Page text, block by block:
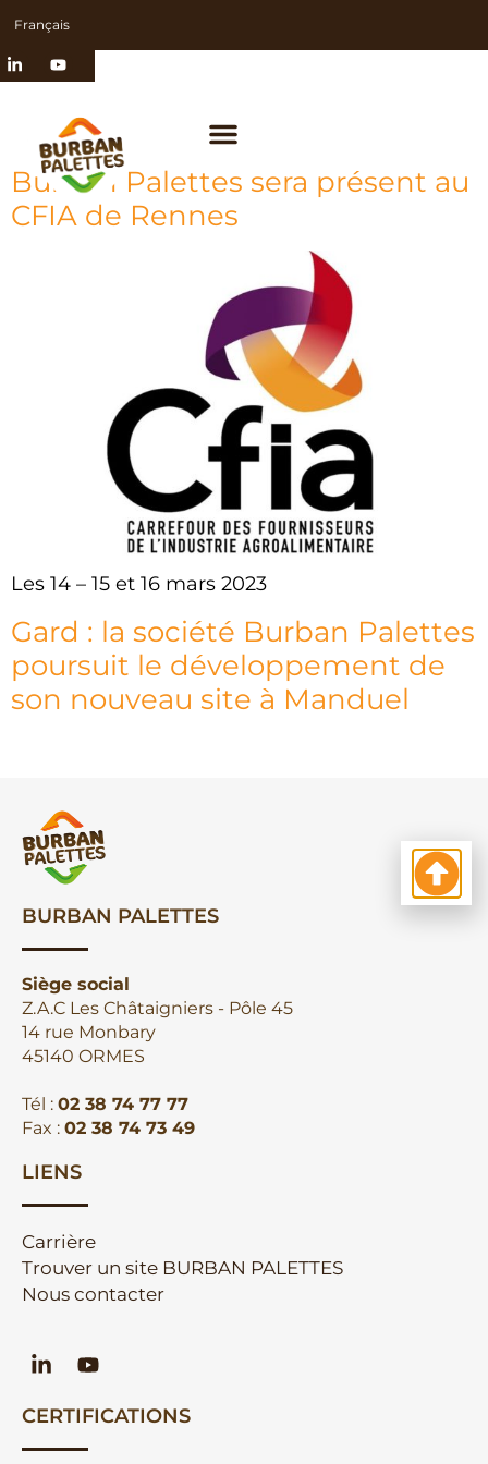
Français
Burban Palettes sera présent au
CFIA de Rennes
Les 14 – 15 et 16 mars 2023
Gard : la société Burban Palettes
poursuit le développement de
son nouveau site à Manduel
BURBAN PALETTES
Siège social
Z.A.C Les Châtaigniers - Pôle 45
14 rue Monbary
45140 ORMES
Tél : 02 38 74 77 77
Fax : 02 38 74 73 49
LIENS
Carrière
Trouver un site BURBAN PALETTES
Nous contacter
CERTIFICATIONS